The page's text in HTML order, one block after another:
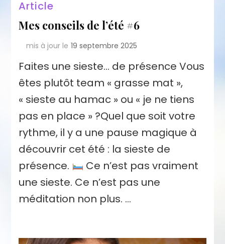
Article
Mes conseils de l’été #6
mis à jour le 19 septembre 2025
Faites une sieste… de présence Vous
êtes plutôt team « grasse mat »,
« sieste au hamac » ou « je ne tiens
pas en place » ?Quel que soit votre
rythme, il y a une pause magique à
découvrir cet été : la sieste de
présence.
Ce n’est pas vraiment
une sieste. Ce n’est pas une
méditation non plus. …